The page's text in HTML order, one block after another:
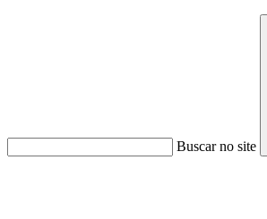
Buscar no site